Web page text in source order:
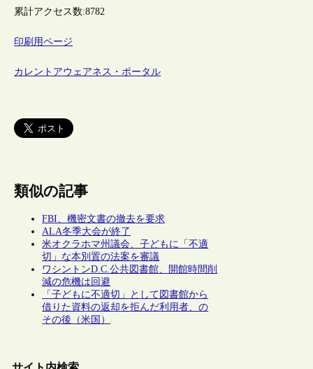
累計アクセス数:8782
印刷用ページ
カレントアウェアネス・ポータル
類似の記事
FBI、機密文書の撤去を要求
ALA冬季大会が終了
米オクラホマ州議会、子どもに「不適
切」な本別置の法案を審議
ワシントンD.C.公共図書館、開館時間削
減の危機は回避
「子どもに不適切」として図書館から
借りた資料の返却を拒んだ利用者、の
その後（米国）